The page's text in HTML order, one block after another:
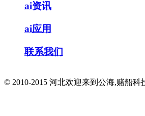
ai资讯
ai应用
联系我们
© 2010-2015 河北欢迎来到公海,赌船科